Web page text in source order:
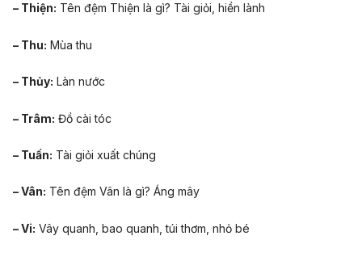
– Thiện: Tên đệm Thiện là gì? Tài giỏi, hiền lành
– Thu: Mùa thu
– Thủy: Làn nước
– Trâm: Đồ cài tóc
– Tuấn: Tài giỏi xuất chúng
– Vân: Tên đệm Vân là gì? Áng mây
– Vi: Vây quanh, bao quanh, túi thơm, nhỏ bé